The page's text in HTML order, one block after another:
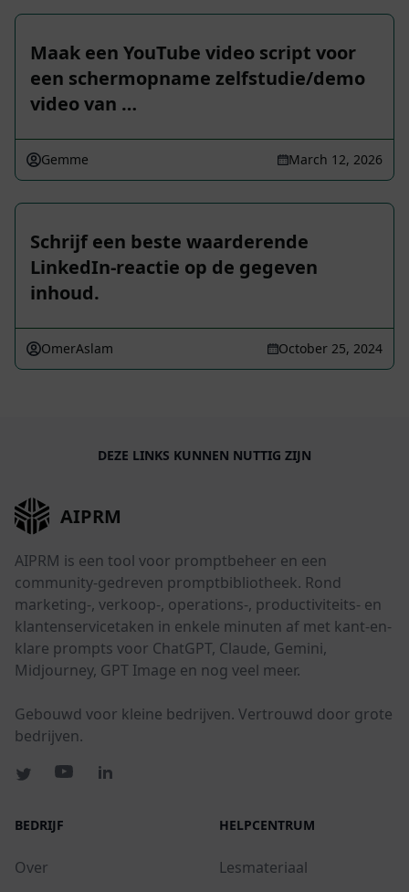
Maak een YouTube video script voor
een schermopname zelfstudie/demo
video van …
Gemme March 12, 2026
Schrijf een beste waarderende
LinkedIn-reactie op de gegeven
inhoud.
OmerAslam October 25, 2024
DEZE LINKS KUNNEN NUTTIG ZIJN
AIPRM
AIPRM is een tool voor promptbeheer en een
community-gedreven promptbibliotheek. Rond
marketing-, verkoop-, operations-, productiviteits- en
klantenservicetaken in enkele minuten af met kant-en-
klare prompts voor ChatGPT, Claude, Gemini,
Midjourney, GPT Image en nog veel meer.
Gebouwd voor kleine bedrijven. Vertrouwd door grote
bedrijven.
BEDRIJF
Over
HELPCENTRUM
Lesmateriaal